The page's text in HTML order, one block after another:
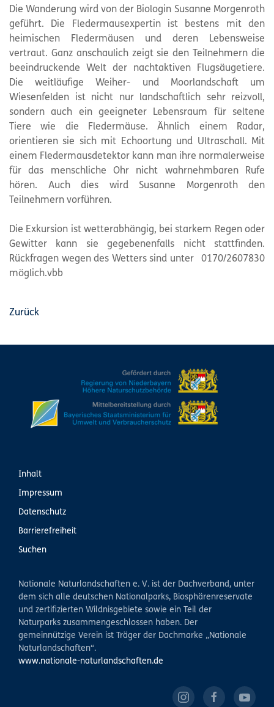
Die Wanderung wird von der Biologin Susanne Morgenroth
geführt. Die Fledermausexpertin ist bestens mit den
heimischen Fledermäusen und deren Lebensweise
vertraut. Ganz anschaulich zeigt sie den Teilnehmern die
beeindruckende Welt der nachtaktiven Flugsäugetiere.
Die weitläufige Weiher- und Moorlandschaft um
Wiesenfelden ist nicht nur landschaftlich sehr reizvoll,
sondern auch ein geeigneter Lebensraum für seltene
Tiere wie die Fledermäuse. Ähnlich einem Radar,
orientieren sie sich mit Echoortung und Ultraschall. Mit
einem Fledermausdetektor kann man ihre normalerweise
für das menschliche Ohr nicht wahrnehmbaren Rufe
hören. Auch dies wird Susanne Morgenroth den
Teilnehmern vorführen.
Die Exkursion ist wetterabhängig, bei starkem Regen oder
Gewitter kann sie gegebenenfalls nicht stattfinden.
Rückfragen wegen des Wetters sind unter 0170/2607830
möglich.vbb
Zurück
Inhalt
Impressum
Datenschutz
Barrierefreiheit
Suchen
Nationale Naturlandschaften e. V. ist der Dachverband, unter
dem sich alle deutschen Nationalparks, Biosphärenreservate
und zertifizierten Wildnisgebiete sowie ein Teil der
Naturparks zusammengeschlossen haben. Der
gemeinnützige Verein ist Träger der Dachmarke „Nationale
Naturlandschaften“.
www.nationale-naturlandschaften.de